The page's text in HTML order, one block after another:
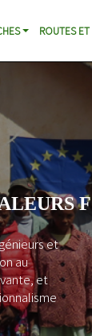
ROUTES
et
au
et